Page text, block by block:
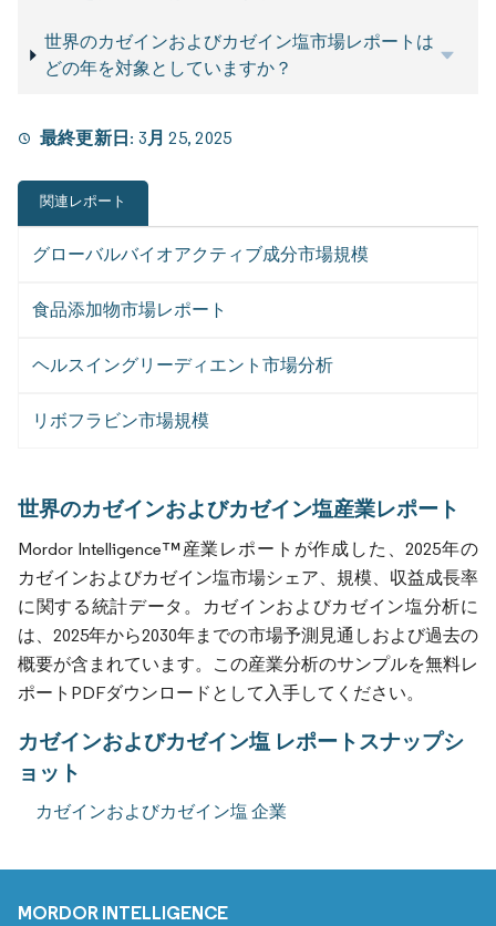
世界のカゼインおよびカゼイン塩市場レポートは
どの年を対象としていますか？
最終更新日: 3月 25, 2025
関連レポート
グローバルバイオアクティブ成分市場規模
食品添加物市場レポート
ヘルスイングリーディエント市場分析
リボフラビン市場規模
世界のカゼインおよびカゼイン塩産業レポート
Mordor Intelligence™産業レポートが作成した、2025年の
カゼインおよびカゼイン塩市場シェア、規模、収益成長率
に関する統計データ。カゼインおよびカゼイン塩分析に
は、2025年から2030年までの市場予測見通しおよび過去の
概要が含まれています。この産業分析のサンプルを無料レ
ポートPDFダウンロードとして入手してください。
カゼインおよびカゼイン塩 レポートスナップシ
ョット
カゼインおよびカゼイン塩 企業
MORDOR INTELLIGENCE